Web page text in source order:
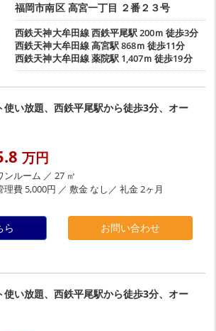
福岡市南区 高宮一丁目 ２番２３号
西鉄天神大牟田線西鉄平尾駅200ｍ 徒歩3分
西鉄天神大牟田線高宮駅868ｍ 徒歩11分
西鉄天神大牟田線薬院駅1,407ｍ 徒歩19分
使い放題、西鉄平尾駅から徒歩3分、オー
万円
ンルーム ／ 27 ㎡
理費 5,000円 ／ 敷金 なし／ 礼金 2ヶ月
ら お問い合わせ
使い放題、西鉄平尾駅から徒歩3分、オー